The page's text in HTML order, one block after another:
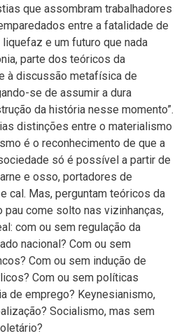
que assombram trabalhadores
entre a fatalidade de
e um futuro que nada
parte dos teóricos da
à discussão metafísica de
se de assumir a dura
da história nesse momento”.
distinções entre o materialismo
é o reconhecimento de que a
só é possível a partir de
e osso, portadores de
cal. Mas, perguntam teóricos da
pau come solto nas vizinhanças,
com ou sem regulação da
nacional? Com ou sem
Com ou sem indução de
Com ou sem políticas
de emprego? Keynesianismo,
Socialismo, mas sem